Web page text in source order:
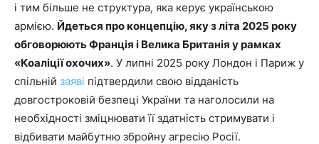
і тим більше не структура, яка керує українською
армією. Йдеться про концепцію, яку з літа 2025 року
обговорюють Франція і Велика Британія у рамках
«Коаліції охочих». У липні 2025 року Лондон і Париж у
спільній заяві підтвердили свою відданість
довгостроковій безпеці України та наголосили на
необхідності зміцнювати її здатність стримувати і
відбивати майбутню збройну агресію Росії.